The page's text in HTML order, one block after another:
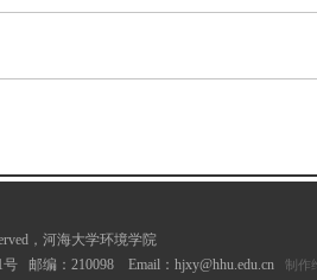
，河海大学环境学院
邮编：210098 Email：hjxy@hhu.edu.cn 制作